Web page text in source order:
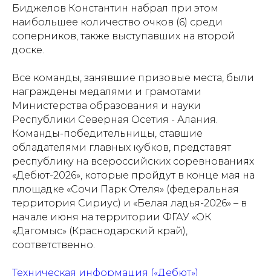
Биджелов Константин набрал при этом
наибольшее количество очков (6) среди
соперников, также выступавших на второй
доске.
Все команды, занявшие призовые места, были
награждены медалями и грамотами
Министерства образования и науки
Республики Северная Осетия - Алания.
Команды-победительницы, ставшие
обладателями главных кубков, представят
республику на всероссийских соревнованиях
«Дебют-2026», которые пройдут в конце мая на
площадке «Сочи Парк Отеля» (федеральная
территория Сириус) и «Белая ладья-2026» – в
начале июня на территории ФГАУ «ОК
«Дагомыс» (Краснодарский край),
соответственно.
Техническая информация («Дебют»)
Проекты
Документация
Ресурсные центры
Партнеры